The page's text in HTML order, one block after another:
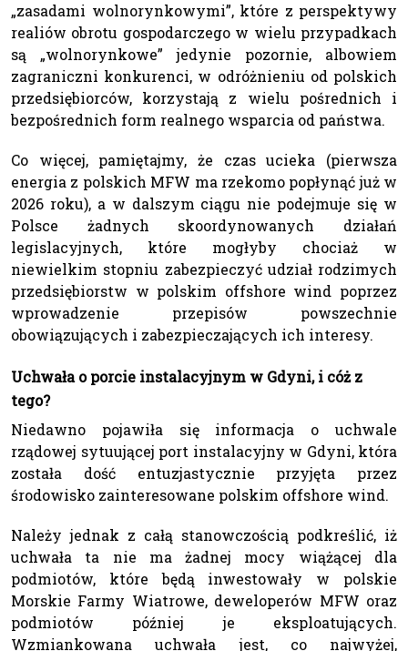
„zasadami wolnorynkowymi”, które z perspektywy
realiów obrotu gospodarczego w wielu przypadkach
są „wolnorynkowe” jedynie pozornie, albowiem
zagraniczni konkurenci, w odróżnieniu od polskich
przedsiębiorców, korzystają z wielu pośrednich i
bezpośrednich form realnego wsparcia od państwa.
Co więcej, pamiętajmy, że czas ucieka (pierwsza
energia z polskich MFW ma rzekomo popłynąć już w
2026 roku), a w dalszym ciągu nie podejmuje się w
Polsce żadnych skoordynowanych działań
legislacyjnych, które mogłyby chociaż w
niewielkim stopniu zabezpieczyć udział rodzimych
przedsiębiorstw w polskim offshore wind poprzez
wprowadzenie przepisów powszechnie
obowiązujących i zabezpieczających ich interesy.
Uchwała o porcie instalacyjnym w Gdyni, i cóż z
tego?
Niedawno pojawiła się informacja o uchwale
rządowej sytuującej port instalacyjny w Gdyni, która
została dość entuzjastycznie przyjęta przez
środowisko zainteresowane polskim offshore wind.
Należy jednak z całą stanowczością podkreślić, iż
uchwała ta nie ma żadnej mocy wiążącej dla
podmiotów, które będą inwestowały w polskie
Morskie Farmy Wiatrowe, deweloperów MFW oraz
podmiotów później je eksploatujących.
Wzmiankowana uchwała jest, co najwyżej,